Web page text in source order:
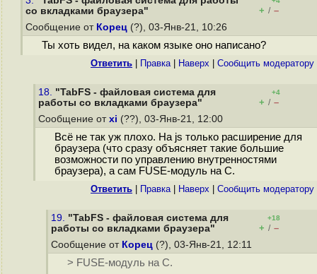
со вкладками браузера"
+ / –
Сообщение от Корец (?), 03-Янв-21, 10:26
Ты хоть видел, на каком языке оно написано?
Ответить Правка| Наверх Cообщить модератору
18. "TabFS - файловая система для
работы со вкладками браузера"
+4
+ / –
Сообщение от xi (??), 03-Янв-21, 12:00
Всё не так уж плохо. На js только расширение для
браузера (что сразу объясняет такие большие
возможности по управлению внутренностями
браузера), а сам FUSE-модуль на C.
Ответить Правка| Наверх Cообщить модератору
19. "TabFS - файловая система для
работы со вкладками браузера"
+18
+ / –
Сообщение от Корец (?), 03-Янв-21, 12:11
> FUSE-модуль на C.